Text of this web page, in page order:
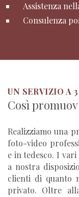
Assistenza
Consulenza
UN SERVIZIO A
Così
Realizziamo una
foto-video
e in tedesco. I
a nostra
clienti di quanto
privato. Oltre